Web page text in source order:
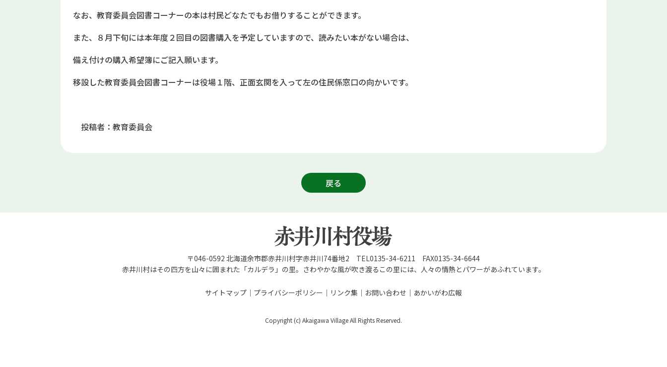
なお、教育委員会図書コーナーの本は村民どなたでもお借りすることができます。
また、８月下旬には本年度２回目の図書購入を予定していますので、読みたい本がない場合は、
備え付けの購入希望簿にご記入願います。
移設した教育委員会図書コーナーは役場１階、正面玄関を入って左の住民係窓口の向かいです。
投稿者：教育委員会
戻る
〒046-0592 北海道余市郡赤井川村字赤井川74番地2 TEL0135-34-6211 FAX0135-34-6644
赤井川村はその四方を山々に囲まれた「カルデラ」の里。さわやかな風が吹き渡るこの里には、人々の情熱とパワーがあふれています。
サイトマップ プライバシーポリシー リンク集 お問い合わせ あかいがわ広報
Copyright (c) Akaigawa Village All Rights Reserved.